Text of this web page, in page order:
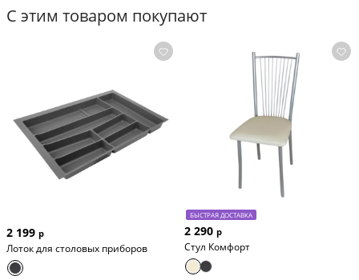
С этим товаром покупают
2 199 р
Лоток для столовых приборов
БЫСТРАЯ ДОСТАВКА
2 290 р
Стул Комфорт